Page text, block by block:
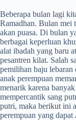
Beberapa bulan lagi
Ramadhan. Bulan mei
akan puasa. Di bulan
berbagai keperluan
alat ibadah yang baru
pesantren kilat. Salah
pemilihan baju lebaran
anak perempuan
menarik karena
mempercantik sang
putri, maka berikut ini
perempuan yang